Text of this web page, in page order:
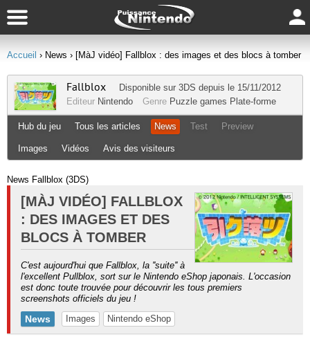
Accueil › News › [MàJ vidéo] Fallblox : des images et des blocs à tomber
Fallblox Disponible sur 3DS depuis le 15/11/2012
Editeur Nintendo Genre Puzzle games Plate-forme
Hub du jeu Tous les articles News Test Preview
Images Vidéos Avis des visiteurs
News Fallblox (3DS)
[MÀJ VIDÉO] FALLBLOX
: DES IMAGES ET DES
BLOCS À TOMBER
C'est aujourd'hui que Fallblox, la ''suite'' à
l'excellent Pullblox, sort sur le Nintendo eShop japonais. L'occasion
est donc toute trouvée pour découvrir les tous premiers
screenshots officiels du jeu !
News Images Nintendo eShop